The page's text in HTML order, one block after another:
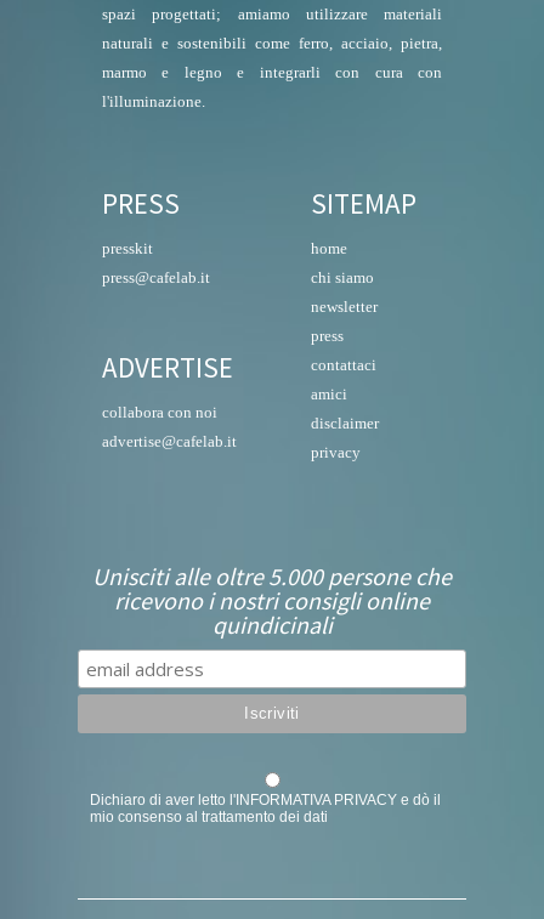
spazi progettati; amiamo utilizzare materiali
naturali e sostenibili come ferro, acciaio, pietra,
marmo e legno e integrarli con cura con
l'illuminazione.
PRESS
presskit
press@cafelab.it
ADVERTISE
collabora con noi
advertise@cafelab.it
SITEMAP
home
chi siamo
newsletter
press
contattaci
amici
disclaimer
privacy
Unisciti alle oltre 5.000 persone che
ricevono i nostri consigli online
quindicinali
Dichiaro di aver letto l' INFORMATIVA PRIVACY e dò il
mio consenso al trattamento dei dati